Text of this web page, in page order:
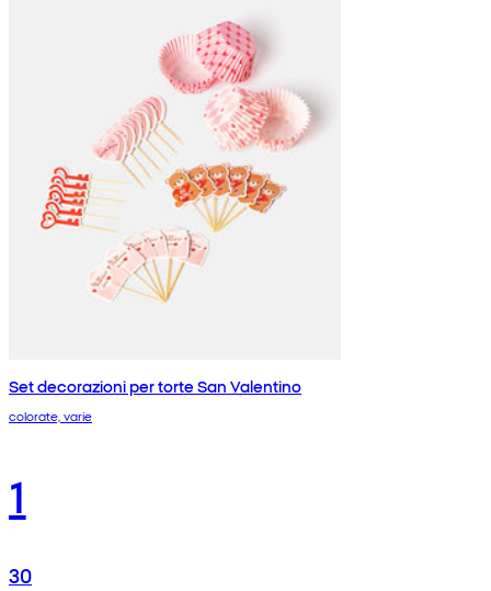
Set decorazioni per torte San Valentino
colorate, varie
1
30